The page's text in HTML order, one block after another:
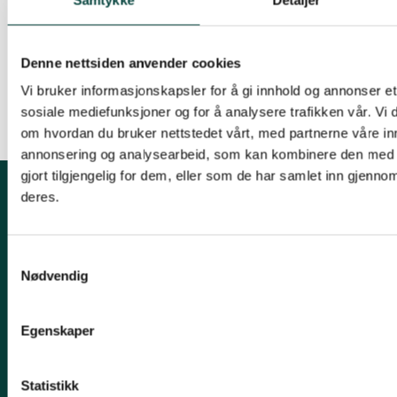
Denne nettsiden anvender cookies
Vi bruker informasjonskapsler for å gi innhold og annonser
sosiale mediefunksjoner og for å analysere trafikken vår. Vi
om hvordan du bruker nettstedet vårt, med partnerne våre
annonsering og analysearbeid, som kan kombinere den
gjort tilgjengelig for dem, eller som de har samlet inn
deres.
Nødvendig
Egenskaper
Statistikk
man unngår at Husebyskogen rammes eller at
anlegget legges for nær Mærradalen. En
anbefaling som også er i tråd med
Epost:noa@naturvernforbundet.no
Kontonummer: 1520.28.23146